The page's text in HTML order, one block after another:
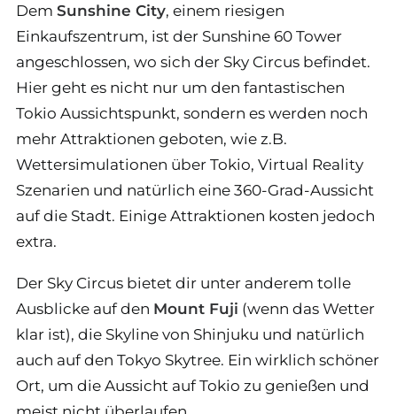
Dem Sunshine City, einem riesigen
Einkaufszentrum, ist der Sunshine 60 Tower
angeschlossen, wo sich der Sky Circus befindet.
Hier geht es nicht nur um den fantastischen
Tokio Aussichtspunkt, sondern es werden noch
mehr Attraktionen geboten, wie z.B.
Wettersimulationen über Tokio, Virtual Reality
Szenarien und natürlich eine 360-Grad-Aussicht
auf die Stadt. Einige Attraktionen kosten jedoch
extra.
Der Sky Circus bietet dir unter anderem tolle
Ausblicke auf den Mount Fuji (wenn das Wetter
klar ist), die Skyline von Shinjuku und natürlich
auch auf den Tokyo Skytree. Ein wirklich schöner
Ort, um die Aussicht auf Tokio zu genießen und